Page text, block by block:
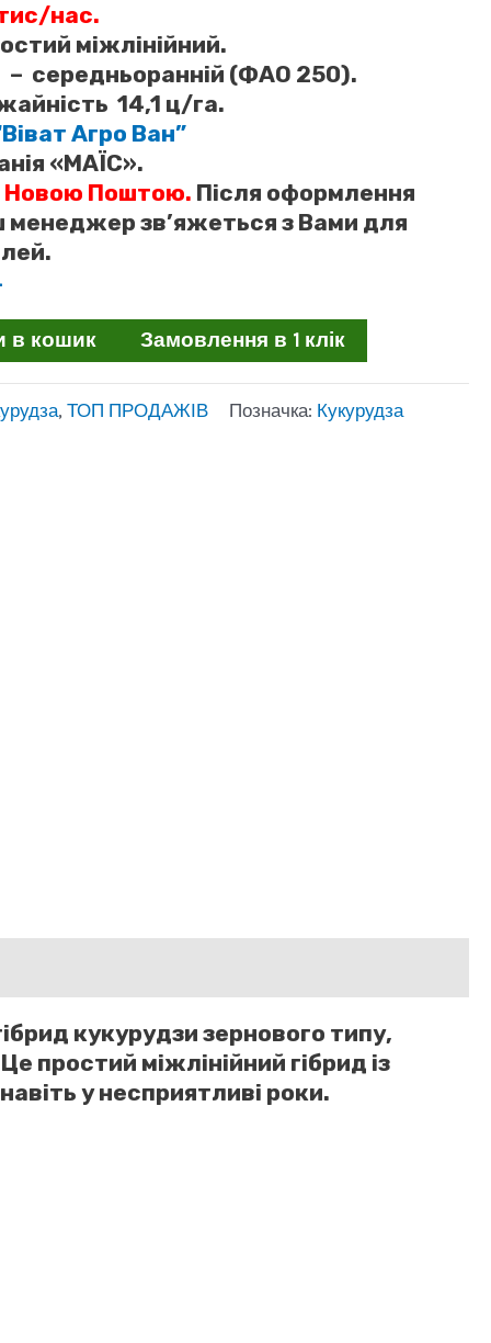
нас.
міжлінійний.
– середньоранній (ФАО 250).
14,1 ц/га.
Агро Ван”
«МАЇС».
Новою Поштою. Після оформлення
менеджер зв’яжеться з Вами для
в кошик Замовлення в 1 клік
,ТОП ПРОДАЖІВ Позначка: Кукурудза
кукурудзи зернового типу,
простий міжлінійний гібрид із
у несприятливі роки.